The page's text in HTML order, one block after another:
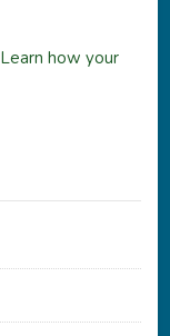
Learn how your